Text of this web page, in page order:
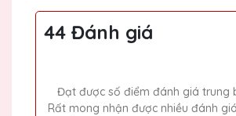
44 Đánh giá
Đạt được số điểm đánh giá trung
Rất mong nhận được nhiều đánh